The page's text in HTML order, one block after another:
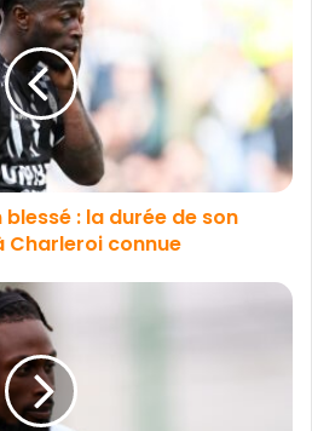
: la durée de son
Charleroi connue